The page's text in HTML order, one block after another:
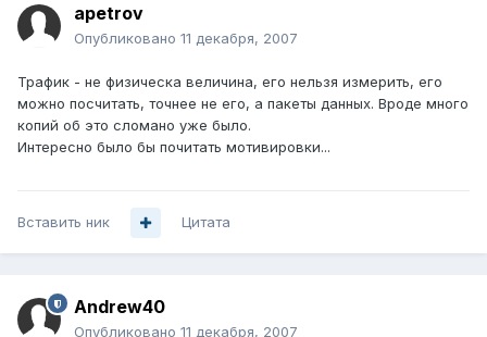
apetrov
Опубликовано 11 декабря, 2007
Трафик - не физическа величина, его нельзя измерить, его
можно посчитать, точнее не его, а пакеты данных. Вроде много
копий об это сломано уже было.
Интересно было бы почитать мотивировки...
Вставить ник Цитата
Andrew40
Опубликовано 11 декабря, 2007